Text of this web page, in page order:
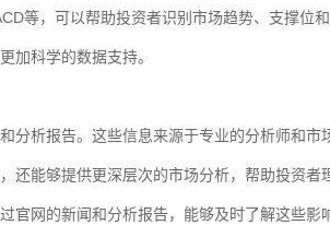
等，可以帮助投资者识别市场趋势、支撑位
加科学的数据支持。
分析报告。这些信息来源于专业的分析师和
还能够提供更深层次的市场分析，帮助投资
网的新闻和分析报告，能够及时了解这些影